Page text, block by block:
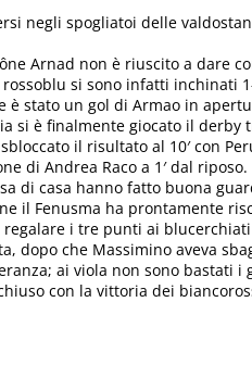
negli spogliatoi delle
Arnad non è riuscito a
si sono infatti inchinati
è stato un gol di Armao in
si è finalmente giocato il derby
il risultato al 10′ con
di Andrea Raco a 1′ dal
di casa hanno fatto buona
il Fenusma ha prontamente
regalare i tre punti ai
dopo che Massimino aveva
ai viola non sono bastati
con la vittoria dei